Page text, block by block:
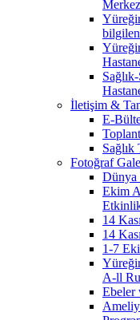
İletişim &
E-
Sağlık
Fotoğraf
Dünya
Ekim
14
14
1-7
A-ll
Ebeler